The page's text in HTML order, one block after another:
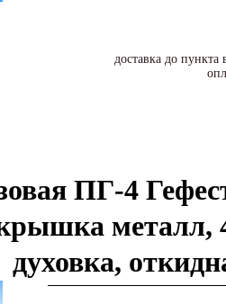
доставка до
ПГ-4
металл,
духовка,